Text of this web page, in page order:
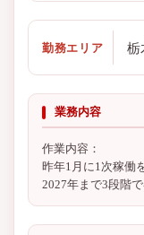
勤務エリア 栃
業務内容
作業内容：
昨年1月に1次稼働
2027年まで3段階